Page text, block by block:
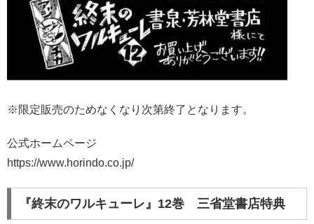
※限定販売のためなくなり次第終了となります。
公式ホームページ
https://www.horindo.co.jp/
『終末のワルキューレ』12巻 三省堂書店特典